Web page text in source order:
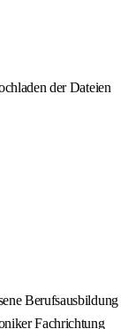
der Dateien
Berufsausbildung
Fachrichtung